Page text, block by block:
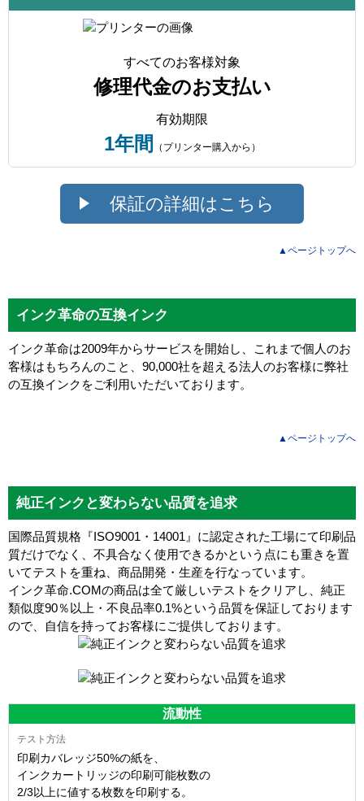
すべてのお客様対象
修理代金のお支払い
有効期限
1年間 （プリンター購入から）
保証の詳細はこちら
▲ページトップへ
インク革命の互換インク
インク革命は2009年からサービスを開始し、これまで個人のお
客様はもちろんのこと、90,000社を超える法人のお客様に弊社
の互換インクをご利用いただいております。
▲ページトップへ
純正インクと変わらない品質を追求
国際品質規格『ISO9001・14001』に認定された工場にて印刷品
質だけでなく、不具合なく使用できるかという点にも重きを置
いてテストを重ね、商品開発・生産を行なっています。
インク革命.COMの商品は全て厳しいテストをクリアし、 純正
類似度90％以上・不良品率0.1%という品質を保証しております
ので、自信を持ってお客様にご提供しております。
流動性
印刷カバレッジ50%の紙を、
インクカートリッジの印刷可能枚数の
2/3以上に値する枚数を印刷する。